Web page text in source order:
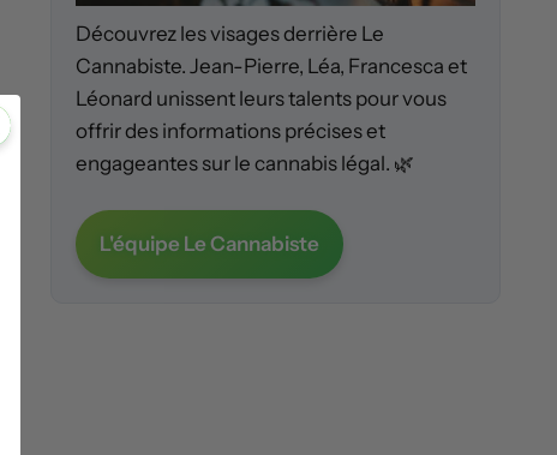
Découvrez les visages derrière Le
Cannabiste. Jean-Pierre, Léa, Francesca et
Léonard unissent leurs talents pour vous
offrir des informations précises et
engageantes sur le cannabis légal. 🌿
L'équipe Le Cannabiste